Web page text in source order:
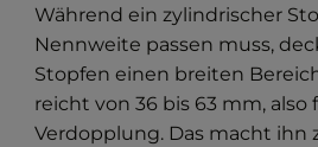
Während ein zylindrischer
Nennweite passen muss,
Stopfen einen breiten
reicht von 36 bis 63 mm, also
Verdopplung. Das macht ihn